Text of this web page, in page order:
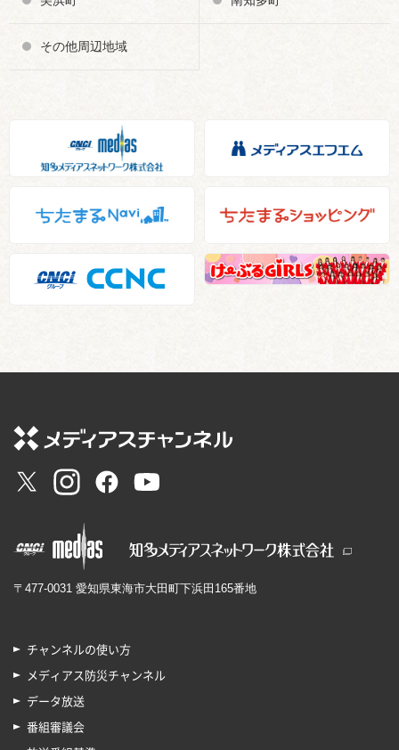
その他周辺地域
〒477-0031 愛知県東海市大田町下浜田165番地
チャンネルの使い方
メディアス防災チャンネル
データ放送
番組審議会